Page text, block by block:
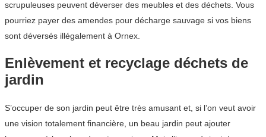
scrupuleuses peuvent déverser des meubles et des déchets. Vous
pourriez payer des amendes pour décharge sauvage si vos biens
sont déversés illégalement à Ornex.
Enlèvement et recyclage déchets de
jardin
S’occuper de son jardin peut être très amusant et, si l’on veut avoir
une vision totalement financière, un beau jardin peut ajouter